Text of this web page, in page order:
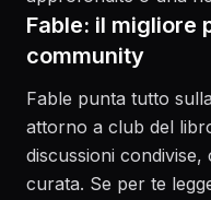
Fable: il migliore
community
Fable punta tutto
attorno a club del
discussioni
curata. Se per te